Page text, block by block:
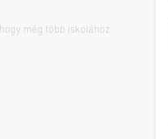
még több iskolához